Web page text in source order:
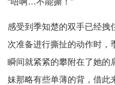
感受到季知楚的双手已经拽
次准备进行撕扯的动作时，
瞬间就紧紧的攀附在了她的
妹那略有些单薄的背，借此